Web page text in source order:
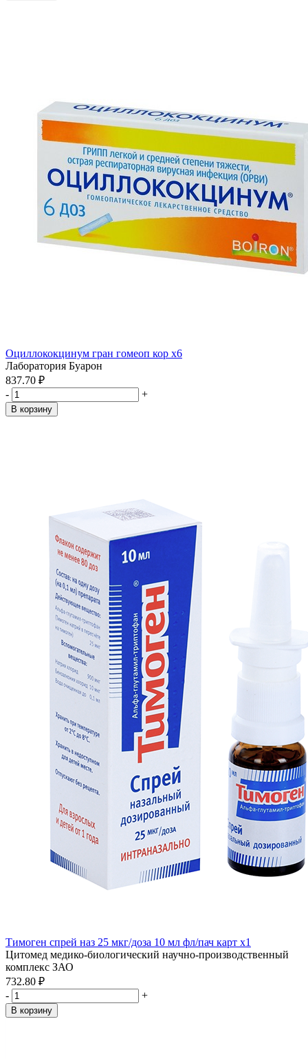
Оциллококцинум гран гомеоп кор x6
Лаборатория Буарон
837.70 ₽
-
+
В корзину
Тимоген спрей наз 25 мкг/доза 10 мл фл/пач карт x1
Цитомед медико-биологический научно-производственный
комплекс ЗАО
732.80 ₽
-
+
В корзину